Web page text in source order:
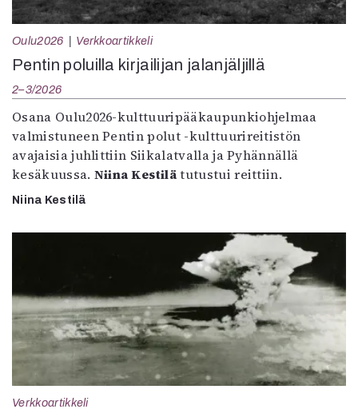
Oulu2026 Verkkoartikkeli
Pentin poluilla kirjailijan jalanjäljillä
2–3/2026
Osana Oulu2026-kulttuuripääkaupunkiohjelmaa
valmistuneen Pentin polut -kulttuurireitistön
avajaisia juhlittiin Siikalatvalla ja Pyhännällä
kesäkuussa. Niina Kestilätutustui reittiin.
Niina Kestilä
Verkkoartikkeli